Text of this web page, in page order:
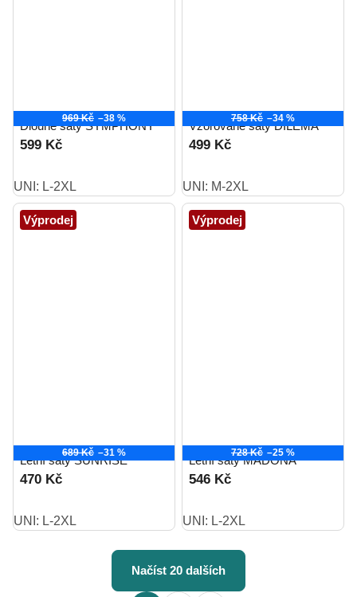
969 Kč –38 %
Dlouhé šaty SYMPHONY
599 Kč
UNI: L-2XL
758 Kč –34 %
Vzorované šaty DILEMA
499 Kč
UNI: M-2XL
Výprodej
689 Kč –31 %
Letní šaty SUNRISE
470 Kč
UNI: L-2XL
Výprodej
728 Kč –25 %
Letní šaty MADONA
546 Kč
UNI: L-2XL
Načíst 20 dalších